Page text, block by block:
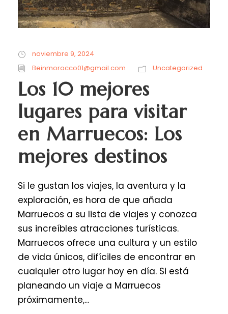
noviembre 9, 2024
Beinmorocco01@gmail.com
Uncategorized
Los 10 mejores
lugares para visitar
en Marruecos: Los
mejores destinos
Si le gustan los viajes, la aventura y la
exploración, es hora de que añada
Marruecos a su lista de viajes y conozca
sus increíbles atracciones turísticas.
Marruecos ofrece una cultura y un estilo
de vida únicos, difíciles de encontrar en
cualquier otro lugar hoy en día. Si está
planeando un viaje a Marruecos
próximamente,...